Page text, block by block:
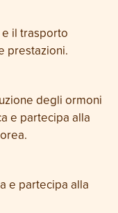
il trasporto
prestazioni.
degli ormoni
e partecipa alla
e partecipa alla